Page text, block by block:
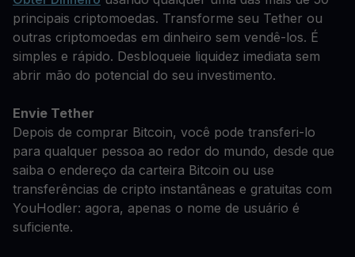
principais criptomoedas. Transforme seu Tether ou
outras criptomoedas em dinheiro sem vendê-los. É
simples e rápido. Desbloqueie liquidez imediata sem
abrir mão do potencial do seu investimento.
Envie Tether
Depois de comprar Bitcoin, você pode transferi-lo
para qualquer pessoa ao redor do mundo, desde que
saiba o endereço da carteira Bitcoin ou use
transferências de cripto instantâneas e gratuitas com
YouHodler: agora, apenas o nome de usuário é
suficiente.